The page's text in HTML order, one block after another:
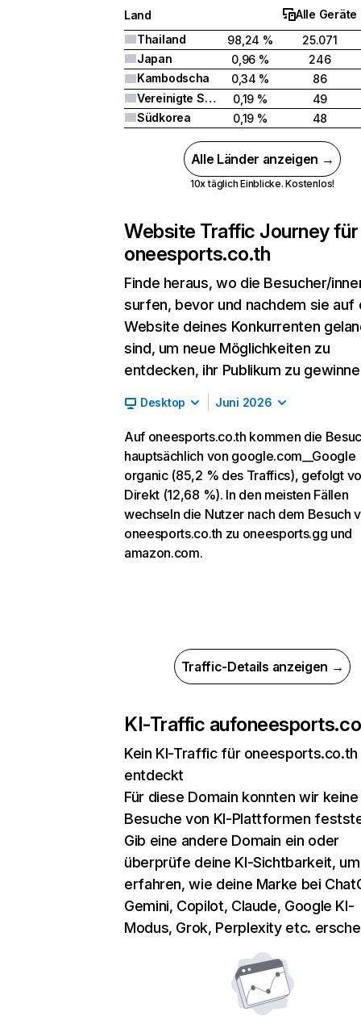
Land
Alle Geräte
Thailand
98,24 %
25.071
Japan
0,96 %
246
Kambodscha
0,34 %
86
Vereinigte Staaten
0,19 %
49
Südkorea
0,19 % 48
Alle Länder anzeigen →
10x täglich Einblicke. Kostenlos!
Website Traffic Journey für
oneesports.co.th
Finde heraus, wo die Besucher/
surfen, bevor und nachdem sie auf
Website deines Konkurrenten
sind, um neue Möglichkeiten zu
entdecken, ihr Publikum zu
Desktop Juni 2026
Auf oneesports.co.th kommen die
hauptsächlich von google.com__Google
organic (85,2 % des Traffics), gefolgt
Direkt (12,68 %). In den meisten Fällen
wechseln die Nutzer nach dem Besuch
oneesports.co.th zu oneesports.gg und
amazon.com.
Traffic-Details anzeigen →
KI-Traffic auf
Kein KI-Traffic für oneesports.co.th
entdeckt
Für diese Domain konnten wir keine
Besuche von KI-Plattformen
Gib eine andere Domain ein oder
überprüfe deine KI-Sichtbarkeit,
erfahren, wie deine Marke bei
Gemini, Copilot, Claude, Google KI-
Modus, Grok, Perplexity etc.